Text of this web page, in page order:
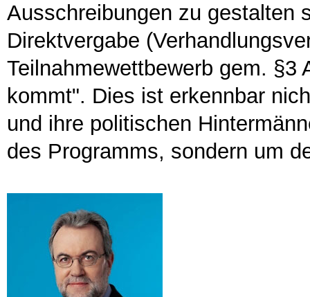
Ausschreibungen zu gestalten
Direktvergabe
Teilnahmewettbewerb gem.
kommt". Dies ist erkennbar
und ihre politischen
des Programms, sondern um